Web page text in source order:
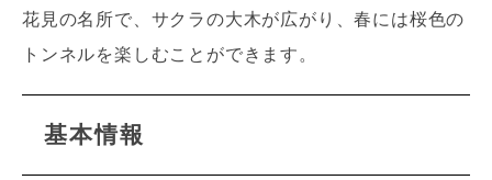
花見の名所で、サクラの大木が広がり、春には桜色の
トンネルを楽しむことができます。
基本情報